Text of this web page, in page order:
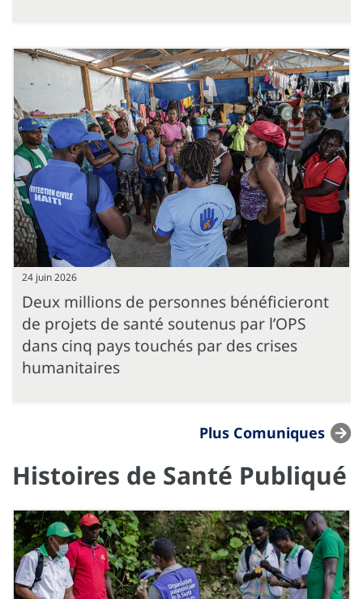
24 juin 2026
Deux millions de personnes bénéficieront
de projets de santé soutenus par l’OPS
dans cinq pays touchés par des crises
humanitaires
Plus Comuniques
Histoires de Santé Publiqué